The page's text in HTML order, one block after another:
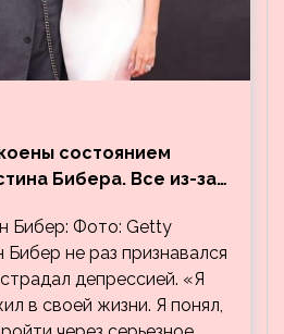
состоянием
Бибера. Все из-за
Бибер: Фото: Getty
не раз признавался
депрессией. «Я
в своей жизни. Я понял,